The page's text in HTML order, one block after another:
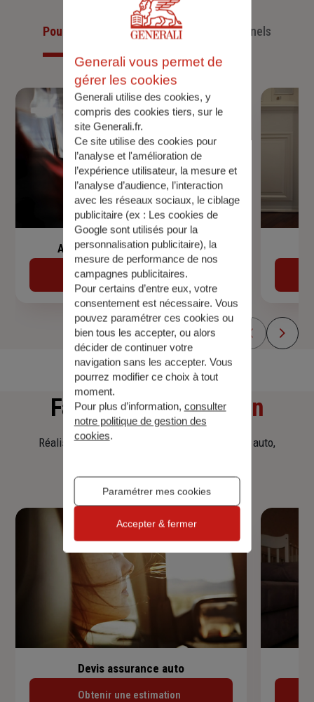
Pour les particuliersPour les professionnels
Assurance de prêt immobilier
Découvrir
Faitesune simulation
Réalisez une simulation tarifaire d'assurance, auto,
Devis assurance auto
Obtenir une estimation
Generali vous permet de
gérer les cookies
Generali utilise des cookies, y
compris des cookies tiers, sur le
site Generali.fr.
Ce site utilise des cookies pour
l’analyse et l'amélioration de
l’expérience utilisateur, la mesure et
l’analyse d’audience, l’interaction
avec les réseaux sociaux, le ciblage
publicitaire (ex : Les cookies de
Google sont utilisés pour la
personnalisation publicitaire), la
mesure de performance de nos
campagnes publicitaires.
Pour certains d’entre eux, votre
consentement est nécessaire. Vous
pouvez paramétrer ces cookies ou
bien tous les accepter, ou alors
décider de continuer votre
navigation sans les accepter. Vous
pourrez modifier ce choix à tout
moment.
Pour plus d’information, consulter
notre politique de gestion des
cookies.
Paramétrer mes cookies
Accepter & fermer